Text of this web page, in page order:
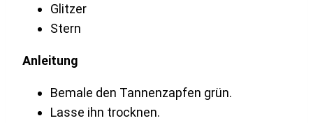
Glitzer
Stern
Anleitung
Bemale den Tannenzapfen grün.
Lasse ihn trocknen.